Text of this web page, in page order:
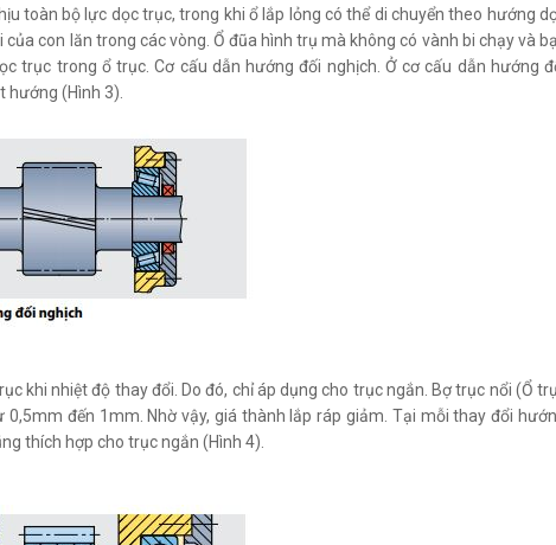
toàn bộ lực dọc trục, trong khi ổ lắp lỏng có thể di chuyển theo hướng
con lăn trong các vòng. Ổ đũa hình trụ mà không có vành bi chạy và
trục trong ổ trục. Cơ cấu dẫn hướng đối nghịch. Ở cơ cấu dẫn hướng
(Hình 3).
khi nhiệt độ thay đổi. Do đó, chỉ áp dụng cho trục ngắn. Bợ trục nổi (Ổ
đến 1mm. Nhờ vậy, giá thành lắp ráp giảm. Tại mỗi thay đổi
thích hợp cho trục ngắn (Hình 4).